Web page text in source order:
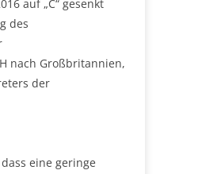
auf „C“ gesenkt
des
nach Großbritannien,
der
eine geringe